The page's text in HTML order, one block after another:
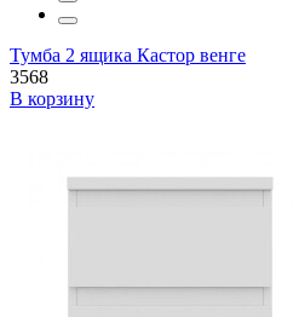
Тумба 2 ящика Кастор венге
3568
В корзину